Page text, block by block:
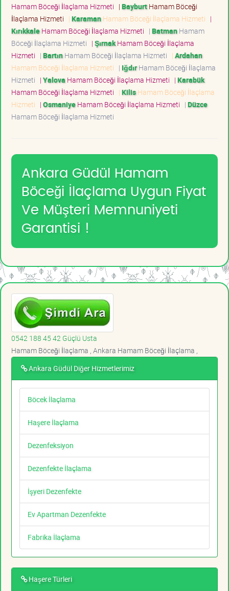
Hamam Böceği İlaçlama Hizmeti | BayburtHamam Böceği
İlaçlama Hizmeti | KaramanHamam Böceği İlaçlama Hizmeti |
KırıkkaleHamam Böceği İlaçlama Hizmeti | BatmanHamam
Böceği İlaçlama Hizmeti | ŞırnakHamam Böceği İlaçlama
Hizmeti | BartınHamam Böceği İlaçlama Hizmeti | Ardahan
Hamam Böceği İlaçlama Hizmeti | IğdırHamam Böceği İlaçlama
Hizmeti | Yalova Hamam Böceği İlaçlama Hizmeti | Karabük
Hamam Böceği İlaçlama Hizmeti | KilisHamam Böceği İlaçlama
Hizmeti | OsmaniyeHamam Böceği İlaçlama Hizmeti | Düzce
Hamam Böceği İlaçlama Hizmeti
Ankara Güdül Hamam
Böceği İlaçlama Uygun Fiyat
Ve Müşteri Memnuniyeti
Garantisi !
0542 188 45 42 Güçlü Usta
Hamam Böceği İlaçlama , Ankara Hamam Böceği İlaçlama ,
Ankara Güdül Diğer Hizmetlerimiz
Böcek İlaçlama
Haşere İlaçlama
Dezenfeksiyon
Dezenfekte İlaçlama
İşyeri Dezenfekte
Ev Apartman Dezenfekte
Fabrika İlaçlama
Haşere Türleri